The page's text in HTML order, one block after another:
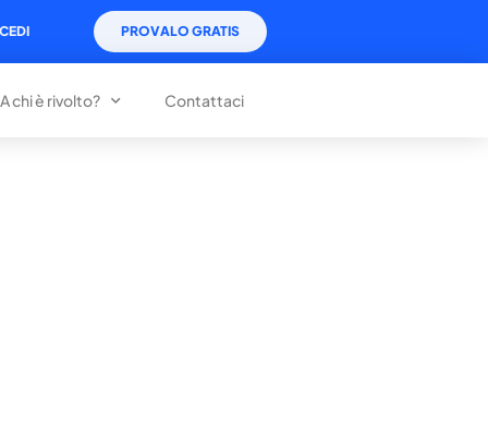
PROVALO GRATIS
A chi è rivolto? Contattaci